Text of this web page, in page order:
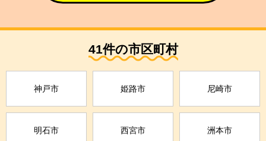
41件の市区町村
神戸市 姫路市 尼崎市
明石市 西宮市 洲本市